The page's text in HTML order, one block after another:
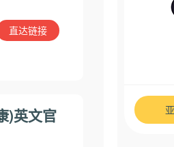
直达链接
)英文官